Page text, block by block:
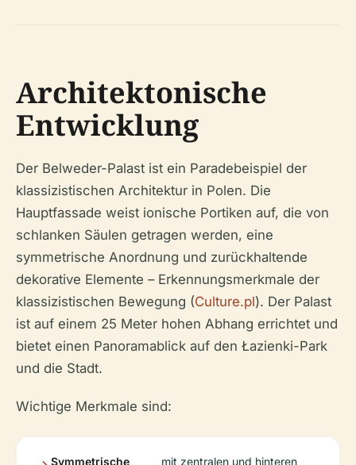
Architektonische
Entwicklung
Der Belweder-Palast ist ein Paradebeispiel der
klassizistischen Architektur in Polen. Die
Hauptfassade weist ionische Portiken auf, die von
schlanken Säulen getragen werden, eine
symmetrische Anordnung und zurückhaltende
dekorative Elemente – Erkennungsmerkmale der
klassizistischen Bewegung (Culture.pl). Der Palast
ist auf einem 25 Meter hohen Abhang errichtet und
bietet einen Panoramablick auf den Łazienki-Park
und die Stadt.
Wichtige Merkmale sind:
Symmetrische
mit zentralen und hinteren